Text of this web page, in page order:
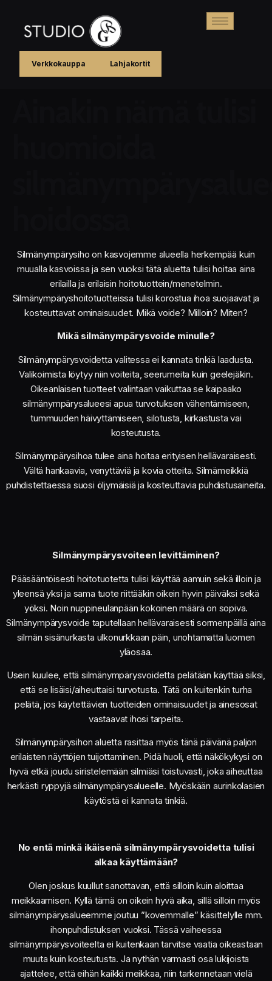
Verkkokauppa Lahjakortit
Silmänympärysiho on kasvojemme alueella herkempää kuin
muualla kasvoissa ja sen vuoksi tätä aluetta tulisi hoitaa aina
erilailla ja erilaisin hoitotuottein/menetelmin.
Silmänympäryshoitotuotteissa tulisi korostua ihoa suojaavat ja
kosteuttavat ominaisuudet. Mikä voide? Milloin? Miten?
Mikä silmänympärysvoide minulle?
Silmänympärysvoidetta valitessa ei kannata tinkiä laadusta.
Valikoimista löytyy niin voiteita, seerumeita kuin geelejäkin.
Oikeanlaisen tuotteet valintaan vaikuttaa se kaipaako
silmänympärysalueesi apua turvotuksen vähentämiseen,
tummuuden häivyttämiseen, silotusta, kirkastusta vai
kosteutusta.
Silmänympärysihoa tulee aina hoitaa erityisen hellävaraisesti.
Vältä hankaavia, venyttäviä ja kovia otteita. Silmämeikkiä
puhdistettaessa suosi öljymäisiä ja kosteuttavia puhdistusaineita.
Silmänympärysvoiteen levittäminen?
Pääsääntöisesti hoitotuotetta tulisi käyttää aamuin sekä illoin ja
yleensä yksi ja sama tuote riittääkin oikein hyvin päiväksi sekä
yöksi. Noin nuppineulanpään kokoinen määrä on sopiva.
Silmänympärysvoide taputellaan hellävaraisesti sormenpäillä aina
silmän sisänurkasta ulkonurkkaan päin, unohtamatta luomen
yläosaa.
Usein kuulee, että silmänympärysvoidetta pelätään käyttää siksi,
että se lisäisi/aiheuttaisi turvotusta. Tätä on kuitenkin turha
pelätä, jos käytettävien tuotteiden ominaisuudet ja ainesosat
vastaavat ihosi tarpeita.
Silmänympärysihon aluetta rasittaa myös tänä päivänä paljon
erilaisten näyttöjen tuijottaminen. Pidä huoli, että näkökykysi on
hyvä etkä joudu siristelemään silmiäsi toistuvasti, joka aiheuttaa
herkästi ryppyjä silmänympärysalueelle. Myöskään aurinkolasien
käytöstä ei kannata tinkiä.
No entä minkä ikäisenä silmänympärysvoidetta tulisi
alkaa käyttämään?
Olen joskus kuullut sanottavan, että silloin kuin aloittaa
meikkaamisen. Kyllä tämä on oikein hyvä aika, sillä silloin myös
silmänympärysalueemme joutuu ”kovemmalle” käsittelylle mm.
ihonpuhdistuksen vuoksi. Tässä vaiheessa
silmänympärysvoiteelta ei kuitenkaan tarvitse vaatia oikeastaan
muuta kuin kosteutusta. Ja nythän varmasti osa lukijoista
ajattelee, että eihän kaikki meikkaa, niin tarkennetaan vielä